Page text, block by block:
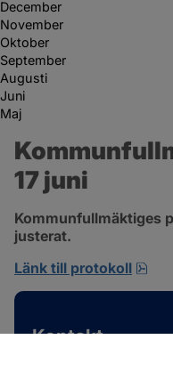
December
November
Oktober
September
Augusti
Juni
Maj
17 juni
Kommunfullmäktiges
justerat.
Länk till protokoll
Kontakt